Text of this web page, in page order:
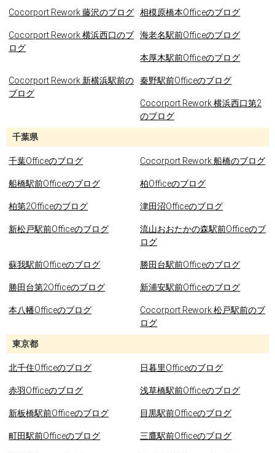
Cocorport Rework 藤沢のブログ 相模原橋本Officeのブログ
Cocorport Rework 横浜西口のブ
ログ
海老名駅前Officeのブログ
本厚木駅前Officeのブログ
Cocorport Rework 新横浜駅前の
ブログ
秦野駅前Officeのブログ
Cocorport Rework 横浜西口第2
のブログ
千葉県
千葉Officeのブログ Cocorport Rework 船橋のブログ
船橋駅前Officeのブログ 柏Officeのブログ
柏第2Officeのブログ 津田沼Officeのブログ
新松戸駅前Officeのブログ
流山おおたかの森駅前Officeのブ
ログ
蘇我駅前Officeのブログ 勝田台駅前Officeのブログ
勝田台第2Officeのブログ 新浦安駅前Officeのブログ
本八幡Officeのブログ
Cocorport Rework 松戸駅前のブ
ログ
東京都
北千住Officeのブログ 日暮里Officeのブログ
赤羽Officeのブログ 浅草橋駅前Officeのブログ
新板橋駅前Officeのブログ 目黒駅前Officeのブログ
町田駅前Officeのブログ 三鷹駅前Officeのブログ